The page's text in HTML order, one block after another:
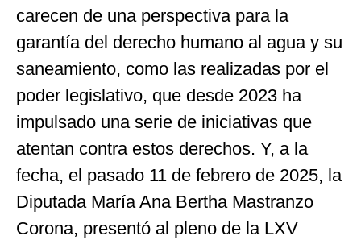
carecen de una perspectiva para la
garantía del derecho humano al agua y su
saneamiento, como las realizadas por el
poder legislativo, que desde 2023 ha
impulsado una serie de iniciativas que
atentan contra estos derechos. Y, a la
fecha, el pasado 11 de febrero de 2025, la
Diputada María Ana Bertha Mastranzo
Corona, presentó al pleno de la LXV